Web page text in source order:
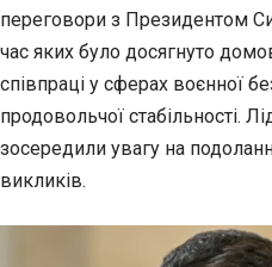
переговори з Президентом
час яких було досягнуто
співпраці у сферах воєнної
продовольчої стабільності.
зосередили увагу на
викликів.